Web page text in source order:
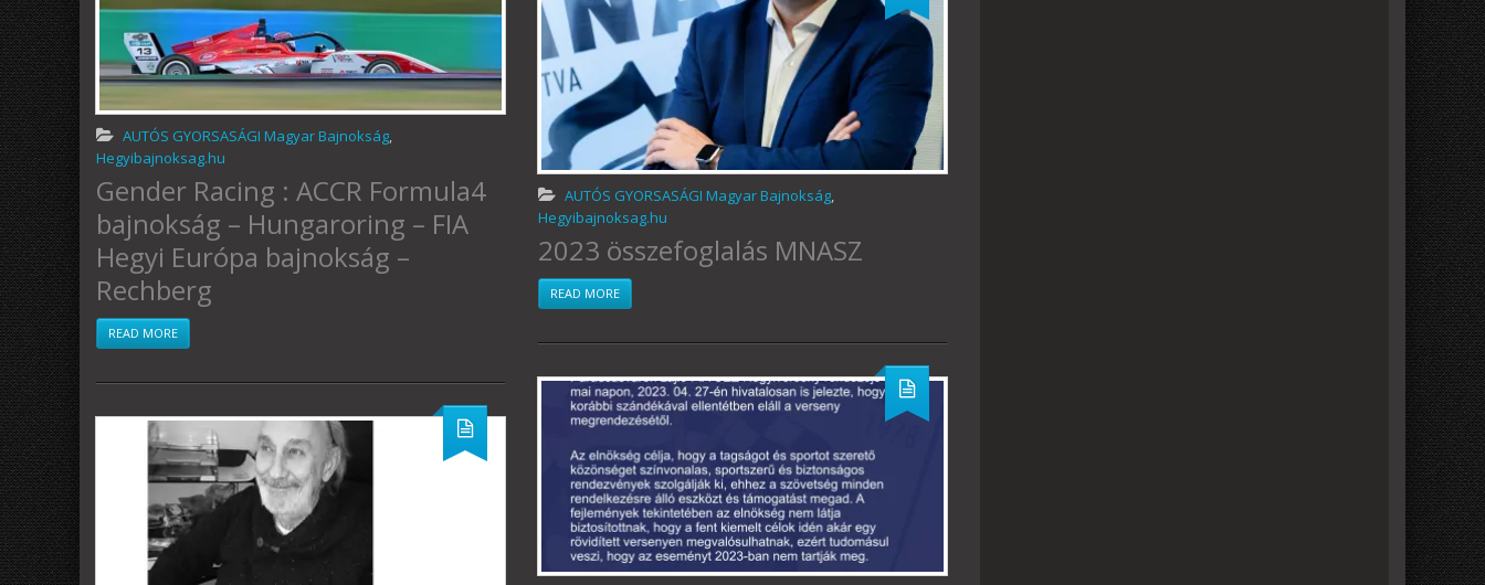
AUTÓS GYORSASÁGI Magyar Bajnokság,
Hegyibajnoksag.hu
Gender Racing : ACCR Formula4
bajnokság – Hungaroring – FIA
Hegyi Európa bajnokság –
Rechberg
READ MORE
AUTÓS GYORSASÁGI Magyar Bajnokság,
Hegyibajnoksag.hu
2023 összefoglalás MNASZ
READ MORE